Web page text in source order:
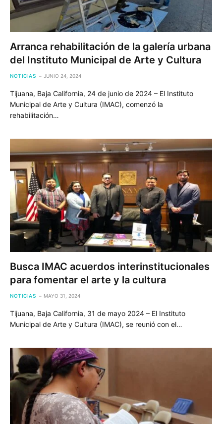
Arranca rehabilitación de la galería urbana
del Instituto Municipal de Arte y Cultura
NOTICIAS JUNIO 24, 2024
Tijuana, Baja California, 24 de junio de 2024 – El Instituto
Municipal de Arte y Cultura (IMAC), comenzó la
rehabilitación…
Busca IMAC acuerdos interinstitucionales
para fomentar el arte y la cultura
NOTICIAS MAYO 31, 2024
Tijuana, Baja California, 31 de mayo 2024 – El Instituto
Municipal de Arte y Cultura (IMAC), se reunió con el…